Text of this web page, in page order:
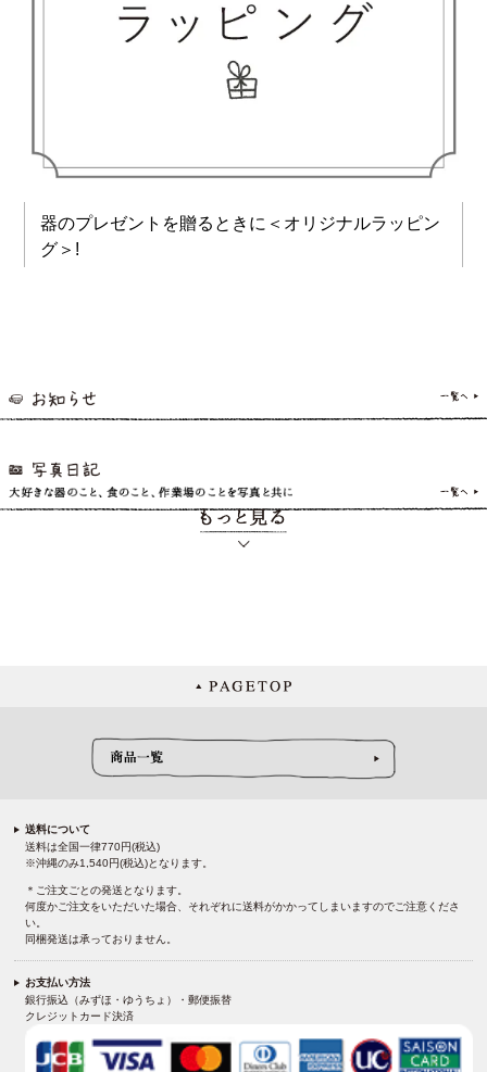
器のプレゼントを贈るときに＜オリジナルラッピン
グ＞!
送料について
送料は全国一律770円(税込)
※沖縄のみ1,540円(税込)となります。
＊ご注文ごとの発送となります。
何度かご注文をいただいた場合、それぞれに送料がかかってしまいますのでご注意くださ
い。
同梱発送は承っておりません。
お支払い方法
銀行振込（みずほ・ゆうちょ）・郵便振替
クレジットカード決済